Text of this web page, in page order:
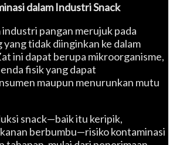
dalam Industri Snack
pangan merujuk pada
yang tidak diinginkan ke dalam
ini dapat berupa mikroorganisme,
fisik yang dapat
maupun menurunkan mutu
snack—baik itu keripik,
berbumbu—risiko kontaminasi